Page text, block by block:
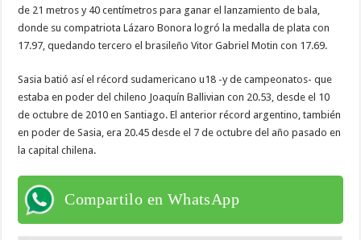
de 21 metros y 40 centímetros para ganar el lanzamiento de bala,
donde su compatriota Lázaro Bonora logró la medalla de plata con
17.97, quedando tercero el brasileño Vitor Gabriel Motin con 17.69.
Sasia batió así el récord sudamericano u18 -y de campeonatos- que
estaba en poder del chileno Joaquín Ballivian con 20.53, desde el 10
de octubre de 2010 en Santiago. El anterior récord argentino, también
en poder de Sasia, era 20.45 desde el 7 de octubre del año pasado en
la capital chilena.
Compartilo en WhatsApp